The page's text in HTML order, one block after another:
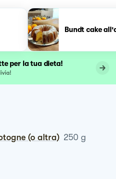
Bundt cake
per la tua dieta!
(o altra) 250 g